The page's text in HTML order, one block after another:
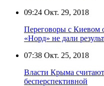
09:24 Окт. 29, 2018
Переговоры с Киевом
«Норд» не дали
07:38 Окт. 25, 2018
Власти Крыма
бесперспективной